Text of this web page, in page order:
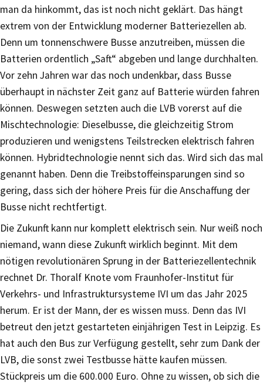
man da hinkommt, das ist noch nicht geklärt. Das hängt
extrem von der Entwicklung moderner Batteriezellen ab.
Denn um tonnenschwere Busse anzutreiben, müssen die
Batterien ordentlich „Saft“ abgeben und lange durchhalten.
Vor zehn Jahren war das noch undenkbar, dass Busse
überhaupt in nächster Zeit ganz auf Batterie würden fahren
können. Deswegen setzten auch die LVB vorerst auf die
Mischtechnologie: Dieselbusse, die gleichzeitig Strom
produzieren und wenigstens Teilstrecken elektrisch fahren
können. Hybridtechnologie nennt sich das. Wird sich das mal
genannt haben. Denn die Treibstoffeinsparungen sind so
gering, dass sich der höhere Preis für die Anschaffung der
Busse nicht rechtfertigt.
Die Zukunft kann nur komplett elektrisch sein. Nur weiß noch
niemand, wann diese Zukunft wirklich beginnt. Mit dem
nötigen revolutionären Sprung in der Batteriezellentechnik
rechnet Dr. Thoralf Knote vom Fraunhofer-Institut für
Verkehrs- und Infrastruktursysteme IVI um das Jahr 2025
herum. Er ist der Mann, der es wissen muss. Denn das IVI
betreut den jetzt gestarteten einjährigen Test in Leipzig. Es
hat auch den Bus zur Verfügung gestellt, sehr zum Dank der
LVB, die sonst zwei Testbusse hätte kaufen müssen.
Stückpreis um die 600.000 Euro. Ohne zu wissen, ob sich die